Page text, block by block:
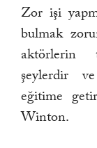
Zor işi
bulmak
aktörlerin
şeylerdir
eğitime
Winton.